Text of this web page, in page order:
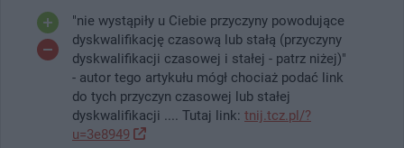
"nie wystąpiły u Ciebie przyczyny powodujące
dyskwalifikację czasową lub stałą (przyczyny
dyskwalifikacji czasowej i stałej - patrz niżej)"
- autor tego artykułu mógł chociaż podać link
do tych przyczyn czasowej lub stałej
dyskwalifikacji .... Tutaj link: tnij.tcz.pl/?
u=3e8949